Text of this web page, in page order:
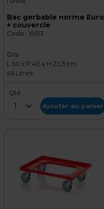
Bac gerbable norme Euro
+ couvercle
Code : 19513
Gris
L 60 x P 40 x H 23,5 cm
45 Litres
Qté
1 Ajouter au panier